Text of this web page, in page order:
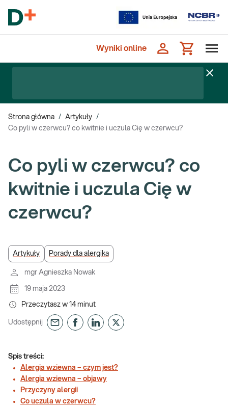
Wyniki online
Strona główna / Artykuły /
Co pyli w czerwcu? co kwitnie i uczula Cię w czerwcu?
Co pyli w czerwcu? co
kwitnie i uczula Cię w
czerwcu?
Artykuły Porady dla alergika
mgr Agnieszka Nowak
19 maja 2023
Przeczytasz w 14 minut
Udostępnij
Spis treści:
Alergia wziewna – czym jest?
Alergia wziewna – objawy
Przyczyny alergii
Co uczula w czerwcu?